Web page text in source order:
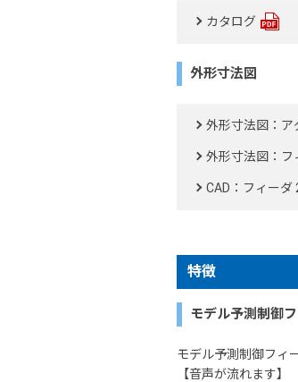
カタログ
外形寸法図
外形寸法図：ア
外形寸法図：フ
CAD：フィーダ
特徴
モデル予測制御
モデル予測制御フィ
【音声が流れます】